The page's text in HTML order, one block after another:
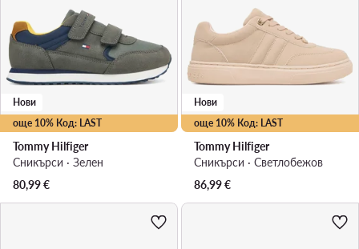
още 10% Код: LAST
Нови
Tommy Hilfiger
Сникърси · Зелен
80,99€
още 10% Код: LAST
Нови
Tommy Hilfiger
Сникърси · Светлобежов
86,99€